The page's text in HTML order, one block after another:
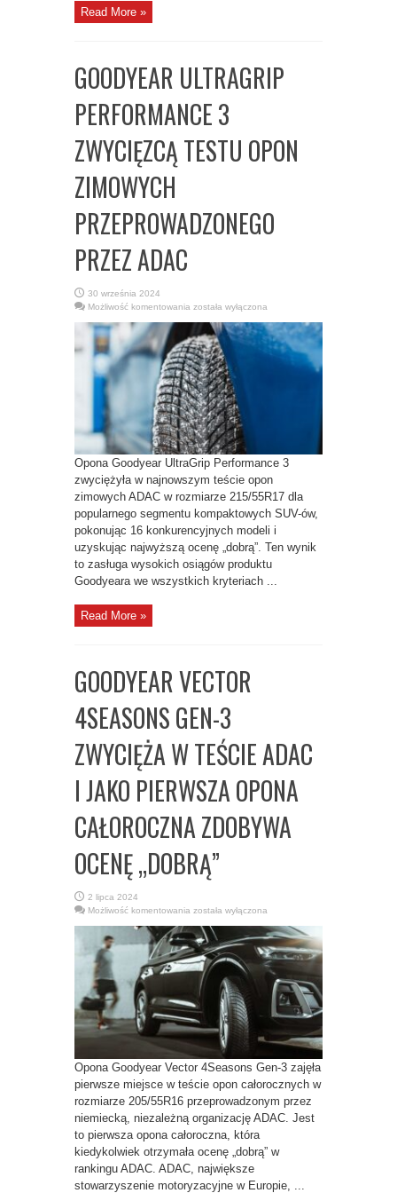
Read More »
GOODYEAR ULTRAGRIP
PERFORMANCE 3
ZWYCIĘZCĄ TESTU OPON
ZIMOWYCH
PRZEPROWADZONEGO
PRZEZ ADAC
30 września 2024
Możliwość komentowania GOODYEAR
PERFORMANCE
3
ZWYCIĘZCĄ
TESTU
OPON
ZIMOWYCH
PRZEPROWADZONEGO
PRZEZ
ADAC
została wyłączona
Opona Goodyear UltraGrip Performance 3
zwyciężyła w najnowszym teście opon
zimowych ADAC w rozmiarze 215/55R17 dla
popularnego segmentu kompaktowych SUV-ów,
pokonując 16 konkurencyjnych modeli i
uzyskując najwyższą ocenę „dobrą”. Ten wynik
to zasługa wysokich osiągów produktu
Goodyeara we wszystkich kryteriach ...
Read More »
GOODYEAR VECTOR
4SEASONS GEN-3
ZWYCIĘŻA W TEŚCIE ADAC
I JAKO PIERWSZA OPONA
CAŁOROCZNA ZDOBYWA
OCENĘ „DOBRĄ”
2 lipca 2024
Możliwość komentowania GOODYEAR
4SEASONS
GEN-
3
ZWYCIĘŻA
W
TEŚCIE
ADAC
JAKO
PIERWSZA
OPONA
CAŁOROCZNA
ZDOBYWA
OCENĘ
„DOBRĄ”
została wyłączona
Opona Goodyear Vector 4Seasons Gen-3 zajęła
pierwsze miejsce w teście opon całorocznych w
rozmiarze 205/55R16 przeprowadzonym przez
niemiecką, niezależną organizację ADAC. Jest
to pierwsza opona całoroczna, która
kiedykolwiek otrzymała ocenę „dobrą” w
rankingu ADAC. ADAC, największe
stowarzyszenie motoryzacyjne w Europie, ...